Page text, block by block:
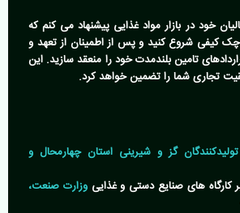
خود در بازار مواد غذایی پیشنهاد می کنم که
کیفی شروع کنید و پس از اطمینان از تعهد و
تامین بلندمدت خود را منعقد سازید. این
تجاری شما را تضمین خواهد کرد.
گز و شیرینی استان چهارمحال و
کارگاه های صنایع دستی و غذاییوزارت صنعت،